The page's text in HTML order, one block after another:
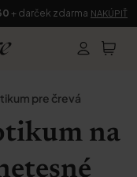
+ darček zdarma NAKÚPIŤ
pre črevá
na